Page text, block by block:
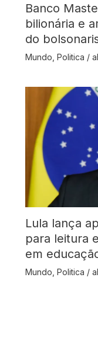
Banco
bilionária e
do
Mundo Politica /
Lula lança
para leitura
em
Mundo Politica /